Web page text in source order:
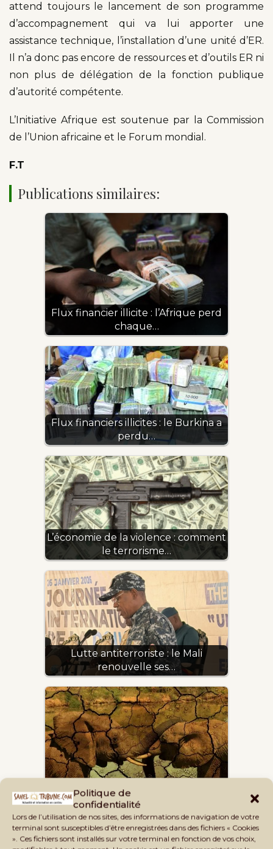
Politique de
confidentialité
Lors de l’utilisation de nos sites, des informations de navigation de votre
terminal sont susceptibles d’être enregistrées dans des fichiers « Cookies
». Ces fichiers sont installés sur votre terminal en fonction de vos choix,
attend toujours le lancement de son programme
d’accompagnement qui va lui apporter une
assistance technique, l’installation d’une unité d’ER.
Il n’a donc pas encore de ressources et d’outils ER ni
non plus de délégation de la fonction publique
d’autorité compétente.
L’Initiative Afrique est soutenue par la Commission
de l’Union africaine et le Forum mondial.
F.T
Publications similaires:
Flux financier illicite : l’Afrique perd
chaque…
Flux financiers illicites : le Burkina a
perdu…
L’économie de la violence : comment
le terrorisme…
Lutte antiterroriste : le Mali
renouvelle ses…
L'Afrique réclame sa place : la Cop28,
tribunal des…